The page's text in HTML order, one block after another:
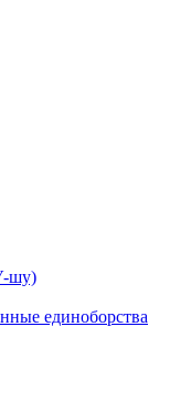
шу)
единоборства